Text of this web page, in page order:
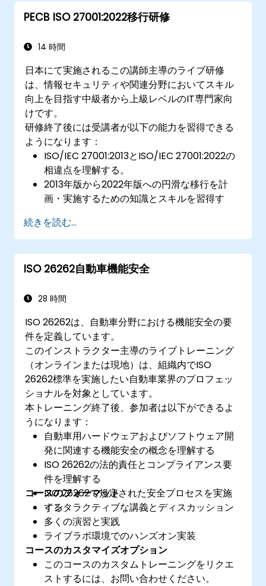
PECB ISO 27001:2022移行研修
14 時間
日本にて実施されるこの講師主導のライブ研修
は、情報セキュリティや関連分野においてスキル
向上を目指す中級者から上級レベルのIT専門家向
けです。
研修終了後には受講者が以下の能力を習得できる
ようになります：
ISO/IEC 27001:2013とISO/IEC 27001:2022の
相違点を理解する。
2013年版から2022年版への円滑な移行を計
画・実施するための知識とスキルを習得す
実務環境においてこの知識を応用し、各自の
組織内でのスムーズな移行を実現する。
続きを読む...
ISO 26262自動車機能安全
28 時間
ISO 26262は、自動車分野における機能安全の要
件を定義しています。
このインストラクター主導のライブトレーニング
（オンラインまたは現地）は、組織内でISO
26262標準を実施したい自動車業界のプロフェッ
ショナルを対象としています。
本トレーニング終了後、参加者は以下ができるよ
うになります：
自動車用ハードウェアおよびソフトウェア開
発に関連する機能安全の概念を理解する
ISO 26262の法的責任とコンプライアンス要
件を理解する
ISO 26262で規定された安全プロセスを実施
する
コースのフォーマット
インタラクティブな講義とディスカッション
多くの演習と実践
ライブラボ環境でのハンズオン実装
コースのカスタマイズオプション
このコースのカスタムトレーニングをリクエ
ストするには、お問い合わせください。